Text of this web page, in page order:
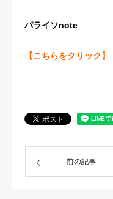
パライソnote
【こちらをクリック】
前の記事